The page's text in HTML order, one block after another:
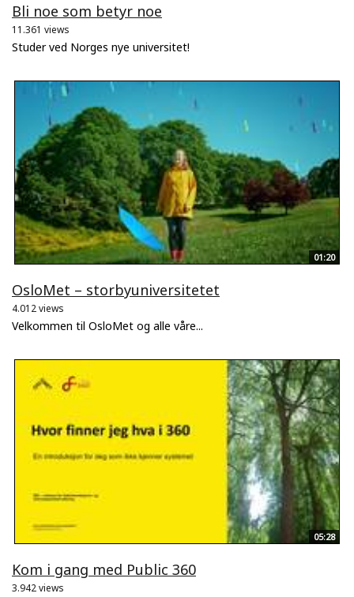
Bli noe som betyr noe
11.361 views
Studer ved Norges nye universitet!
01:20
OsloMet – storbyuniversitetet
4.012 views
Velkommen til OsloMet og alle våre...
05:28
Kom i gang med Public 360
3.942 views